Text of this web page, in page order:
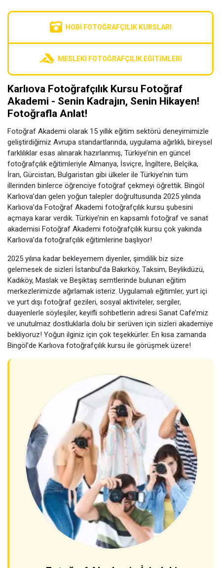
HOBI FOTOĞRAFÇILIK KURSLARI
MESLEKI FOTOĞRAFÇILIK EĞITIMLERI
Karlıova Fotoğrafçılık Kursu Fotoğraf
Akademi - Senin Kadrajın, Senin Hikayen!
Fotoğrafla Anlat!
Fotoğraf Akademi olarak 15 yıllık eğitim sektörü deneyimimizle
geliştirdiğimiz Avrupa standartlarında, uygulama ağırlıklı, bireysel
farklılıklar esas alınarak hazırlanmış, Türkiye’nin en güncel
fotoğrafçılık eğitimleriyle Almanya, İsviçre, İngiltere, Belçika,
İran, Gürcistan, Bulgaristan gibi ülkeler ile Türkiye’nin tüm
illerinden binlerce öğrenciye fotoğraf çekmeyi öğrettik. Bingöl
Karlıova’dan gelen yoğun talepler doğrultusunda 2025 yılında
Karlıova’da Fotoğraf Akademi fotoğrafçılık kursu şubesini
açmaya karar verdik. Türkiye’nin en kapsamlı fotoğraf ve sanat
akademisi Fotoğraf Akademi fotoğrafçılık kursu çok yakında
Karlıova’da fotoğrafçılık eğitimlerine başlıyor!
2025 yılına kadar bekleyemem diyenler, şimdilik biz size
gelemesek de sizleri İstanbul’da Bakırköy, Taksim, Beylikdüzü,
Kadıköy, Maslak ve Beşiktaş semtlerinde bulunan eğitim
merkezlerimizde ağırlamak isteriz. Uygulamalı eğitimler, yurt içi
ve yurt dışı fotoğraf gezileri, sosyal aktiviteler, sergiler,
duayenlerle söyleşiler, keyifli sohbetlerin adresi Sanat Cafe’miz
ve unutulmaz dostluklarla dolu bir serüven için sizleri akademiye
bekliyoruz! Yoğun ilginiz için çok teşekkürler. En kısa zamanda
Bingöl’de Karlıova fotoğrafçılık kursu ile görüşmek üzere!